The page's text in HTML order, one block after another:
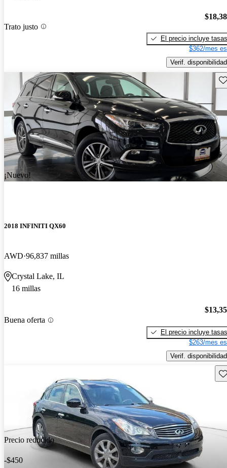
Trato justo
El precio incluye tasas
$362/mes
Verif. disponibilidad
¡Nuevo!
2018 INFINITI QX60
AWD 96,837 millas
Crystal Lake, IL
16 millas
Buena oferta
El precio incluye tasas
$263/mes
Verif. disponibilidad
Precio reducido
-$450